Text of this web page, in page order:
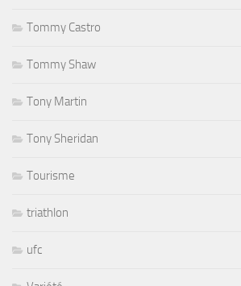
Tommy Castro
Tommy Shaw
Tony Martin
Tony Sheridan
Tourisme
triathlon
ufc